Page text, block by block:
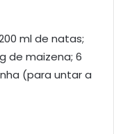
ml de natas;
de maizena; 6
(para untar a